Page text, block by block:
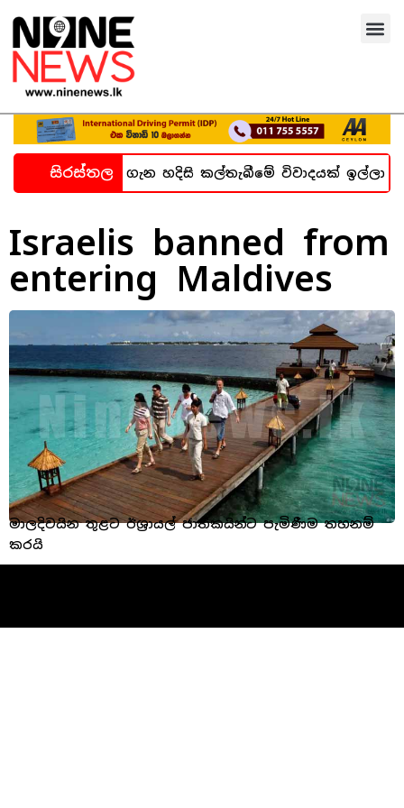
සිරස්තල
සිද්ධිය ගැන හදිසි කල්තැබීමේ විවාදයක් ඉල්ලා
Israelis banned from
entering Maldives
මාලදිවයින තුළට ඊශ්‍රායල් ජාතිකයින්ට පැමිණීම තහනම්
කරයි